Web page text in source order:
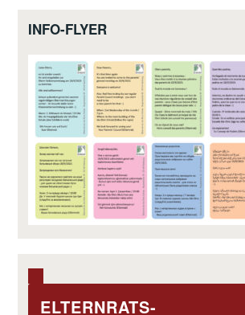
INFO-FLYER
ELTERNRATS-